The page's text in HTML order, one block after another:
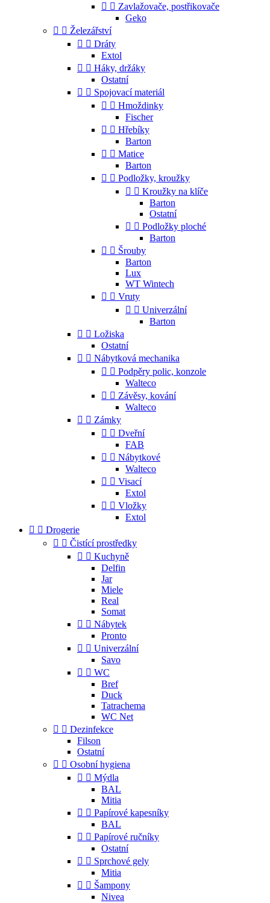
  Zavlažovače, postřikovače
Geko
  Železářství
  Dráty
Extol
  Háky, držáky
Ostatní
  Spojovací materiál
  Hmoždinky
Fischer
  Hřebíky
Barton
  Matice
Barton
  Podložky, kroužky
  Kroužky na klíče
Barton
Ostatní
  Podložky ploché
Barton
  Šrouby
Barton
Lux
WT Wintech
  Vruty
  Univerzální
Barton
  Ložiska
Ostatní
  Nábytková mechanika
  Podpěry polic, konzole
Walteco
  Závěsy, kování
Walteco
  Zámky
  Dveřní
FAB
  Nábytkové
Walteco
  Visací
Extol
  Vložky
Extol
  Drogerie
  Čistící prostředky
  Kuchyně
Delfin
Jar
Miele
Real
Somat
  Nábytek
Pronto
  Univerzální
Savo
  WC
Bref
Duck
Tatrachema
WC Net
  Dezinfekce
Filson
Ostatní
  Osobní hygiena
  Mýdla
BAL
Mitia
  Papírové kapesníky
BAL
  Papírové ručníky
Ostatní
  Sprchové gely
Mitia
  Šampony
Nivea